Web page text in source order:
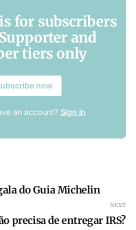
for subscribers
and
tiers only
now
an account? Sign in
do Guia Michelin
NEXT
precisa de entregar IRS?